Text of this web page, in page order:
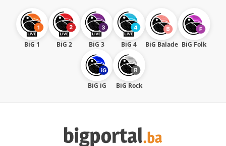
BiG 1 BiG 2 BiG 3 BiG 4 BiG Balade BiG Folk
BiG iG BiG Rock